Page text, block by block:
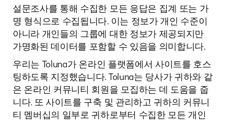
설문조사를 통해 수집한 모든 응답은 집계 또는 가
명 형식으로 수집됩니다. 이는 정보가 개인 수준이
아니라 개인들의 그룹에 대한 정보가 제공되지만
가명화된 데이터를 포함할 수 있음을 의미합니다.
우리는 Toluna가 온라인 플랫폼에서 사이트를 호스
팅하도록 지정했습니다. Toluna는 당사가 귀하와 같
은 온라인 커뮤니티 회원을 모집하는 데 도움을 줍
니다. 또 사이트를 구축 및 관리하고 귀하의 커뮤니
티 멤버십의 일부로 귀하로부터 수집한 모든 개인